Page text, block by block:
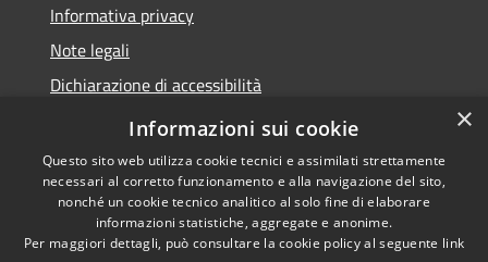
Informativa privacy
Note legali
Dichiarazione di accessibilità
Meccanismo di Feedback
Accessibilità
Copyright © 2026 • Comune di
Chieri • Powered by
×
Informazioni sui cookie
Questo sito web utilizza cookie tecnici e assimilati strettamente
necessari al corretto funzionamento e alla navigazione del sito,
nonché un cookie tecnico analitico al solo fine di elaborare
informazioni statistiche, aggregate e anonime.
Per maggiori dettagli, può consultare la cookie policy al seguente link